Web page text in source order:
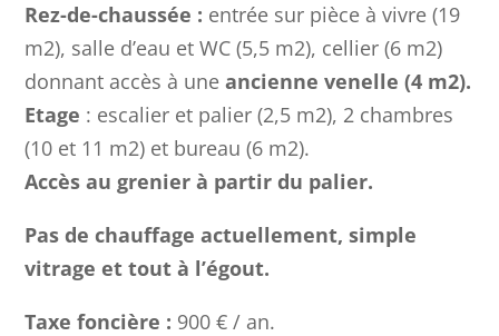
Rez-de-chaussée : entrée sur pièce à vivre (19
m2), salle d’eau et WC (5,5 m2), cellier (6 m2)
donnant accès à uneancienne venelle (4 m2).
Etage : escalier et palier (2,5 m2), 2 chambres
(10 et 11 m2) et bureau (6 m2).
Accès au grenier à partir du palier.
Pas de chauffage actuellement, simple
vitrage et tout à l’égout.
Taxe foncière : 900 € / an.